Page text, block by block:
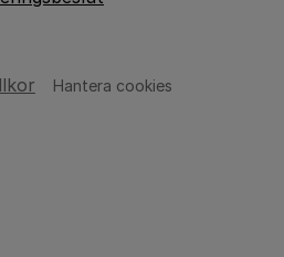
Hantera cookies